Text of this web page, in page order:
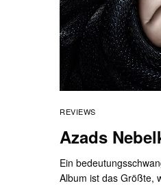
REVIEWS
Azads
Ein
Album ist das Größte,